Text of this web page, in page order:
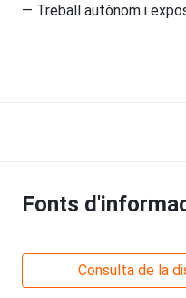
— Treball autònom i
Fonts
Consulta de la